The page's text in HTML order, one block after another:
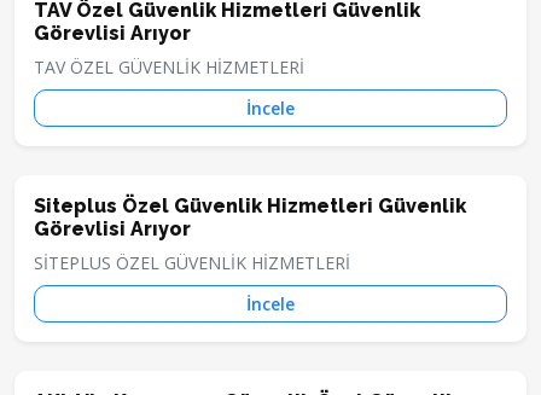
TAV Özel Güvenlik Hizmetleri Güvenlik
Görevlisi Arıyor
TAV ÖZEL GÜVENLİK HİZMETLERİ
İncele
Siteplus Özel Güvenlik Hizmetleri Güvenlik
Görevlisi Arıyor
SİTEPLUS ÖZEL GÜVENLİK HİZMETLERİ
İncele